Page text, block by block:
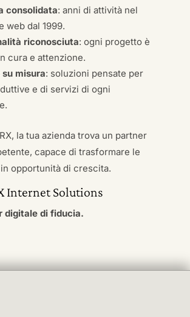
consolidata: anni di attività nel
web dal 1999.
riconosciuta: ogni progetto è
cura e attenzione.
misura: soluzioni pensate per
e di servizi di ogni
la tua azienda trova un partner
capace di trasformare le
opportunità di crescita.
Internet Solutions
digitale di fiducia.